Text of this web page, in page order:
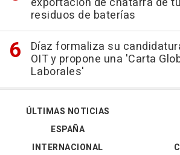
residuos de baterías
Díaz formaliza su
OIT y propone una 'Carta
Laborales'
ÚLTIMAS NOTICIAS
ESPAÑA
INTERNACIONAL